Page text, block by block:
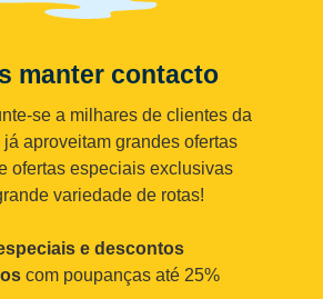
manter contacto
se a milhares de clientes da
aproveitam grandes ofertas
ofertas especiais exclusivas
variedade de rotas!
e descontos
com poupanças até 25%